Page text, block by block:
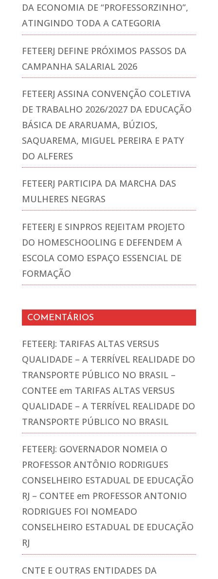
DA ECONOMIA DE “PROFESSORZINHO”,
ATINGINDO TODA A CATEGORIA
FETEERJ DEFINE PRÓXIMOS PASSOS DA
CAMPANHA SALARIAL 2026
FETEERJ ASSINA CONVENÇÃO COLETIVA
DE TRABALHO 2026/2027 DA EDUCAÇÃO
BÁSICA DE ARARUAMA, BÚZIOS,
SAQUAREMA, MIGUEL PEREIRA E PATY
DO ALFERES
FETEERJ PARTICIPA DA MARCHA DAS
MULHERES NEGRAS
FETEERJ E SINPROS REJEITAM PROJETO
DO HOMESCHOOLING E DEFENDEM A
ESCOLA COMO ESPAÇO ESSENCIAL DE
FORMAÇÃO
COMENTÁRIOS
FETEERJ: TARIFAS ALTAS VERSUS
QUALIDADE – A TERRÍVEL REALIDADE DO
TRANSPORTE PÚBLICO NO BRASIL –
CONTEE em TARIFAS ALTAS VERSUS
QUALIDADE – A TERRÍVEL REALIDADE DO
TRANSPORTE PÚBLICO NO BRASIL
FETEERJ: GOVERNADOR NOMEIA O
PROFESSOR ANTÔNIO RODRIGUES
CONSELHEIRO ESTADUAL DE EDUCAÇÃO
RJ – CONTEE em PROFESSOR ANTONIO
RODRIGUES FOI NOMEADO
CONSELHEIRO ESTADUAL DE EDUCAÇÃO
RJ
CNTE E OUTRAS ENTIDADES DA